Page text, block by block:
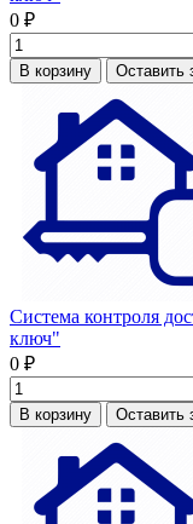
0 ₽
В корзину Оставить
Система контроля
ключ"
0 ₽
В корзину Оставить